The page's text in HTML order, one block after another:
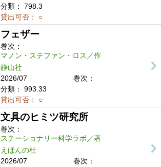
分類：
798.3
貸出可否：
○
フェザー
巻次：
マノン・ステファン・ロス／作
静山社
2026/07
巻次：
分類：
993.33
貸出可否：
○
文具のヒミツ研究所
巻次：
ステーショナリー科学ラボ／著
えほんの杜
2026/07
巻次：